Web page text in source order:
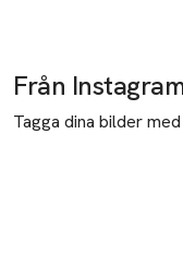
Från
Tagga dina bilder